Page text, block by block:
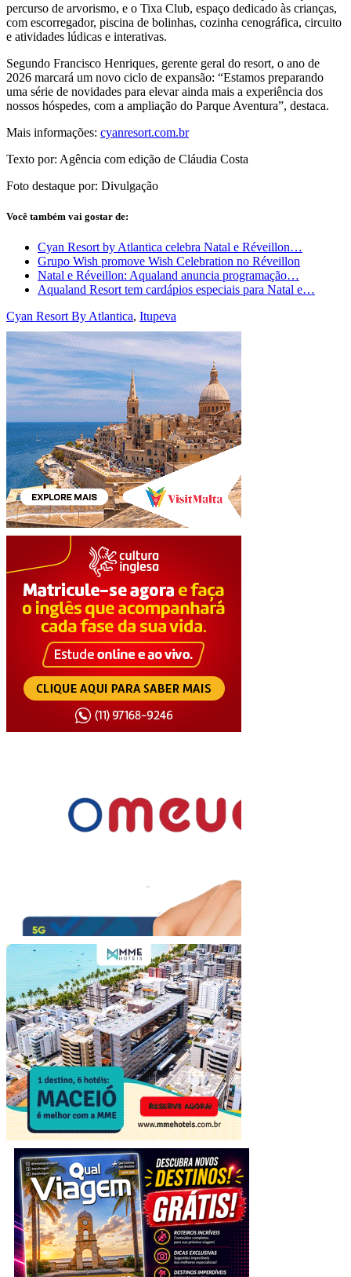
percurso de arvorismo, e o Tixa Club, espaço dedicado às crianças,
com escorregador, piscina de bolinhas, cozinha cenográfica, circuito
e atividades lúdicas e interativas.
Segundo Francisco Henriques, gerente geral do resort, o ano de
2026 marcará um novo ciclo de expansão: “Estamos preparando
uma série de novidades para elevar ainda mais a experiência dos
nossos hóspedes, com a ampliação do Parque Aventura”, destaca.
Mais informações: cyanresort.com.br
Texto por: Agência com edição de Cláudia Costa
Foto destaque por: Divulgação
Você também vai gostar de:
Cyan Resort by Atlantica celebra Natal e Réveillon…
Grupo Wish promove Wish Celebration no Réveillon
Natal e Réveillon: Aqualand anuncia programação…
Aqualand Resort tem cardápios especiais para Natal e…
Cyan Resort By Atlantica, Itupeva